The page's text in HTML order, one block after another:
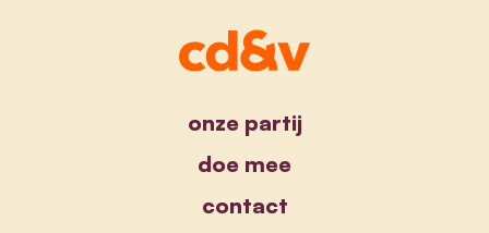
onze partij
doe mee
contact